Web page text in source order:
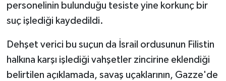
personelinin bulunduğu tesiste yine korkunç bir
suç işlediği kaydedildi.
Dehşet verici bu suçun da İsrail ordusunun Filistin
halkına karşı işlediği vahşetler zincirine eklendiği
belirtilen açıklamada, savaş uçaklarının, Gazze'de